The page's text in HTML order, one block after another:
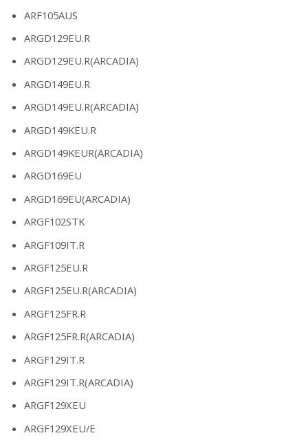
ARF105AUS
ARGD129EU.R
ARGD129EU.R(ARCADIA)
ARGD149EU.R
ARGD149EU.R(ARCADIA)
ARGD149KEU.R
ARGD149KEUR(ARCADIA)
ARGD169EU
ARGD169EU(ARCADIA)
ARGF102STK
ARGF109IT.R
ARGF125EU.R
ARGF125EU.R(ARCADIA)
ARGF125FR.R
ARGF125FR.R(ARCADIA)
ARGF129IT.R
ARGF129IT.R(ARCADIA)
ARGF129XEU
ARGF129XEU/E